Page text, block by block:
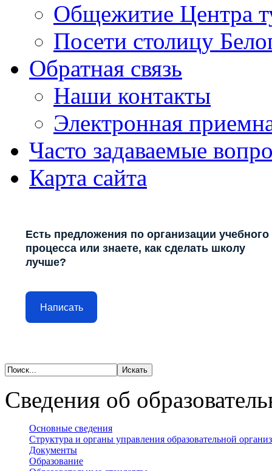
Общежитие Центра
Посети столицу
Обратная связь
Наши контакты
Электронная
Часто задаваемые
Карта сайта
Есть предложения по организации учебного
процесса или знаете, как сделать школу
лучше?
Написать
Сведения об
Основные сведения
Структура и органы управления образовательной
Документы
Образование